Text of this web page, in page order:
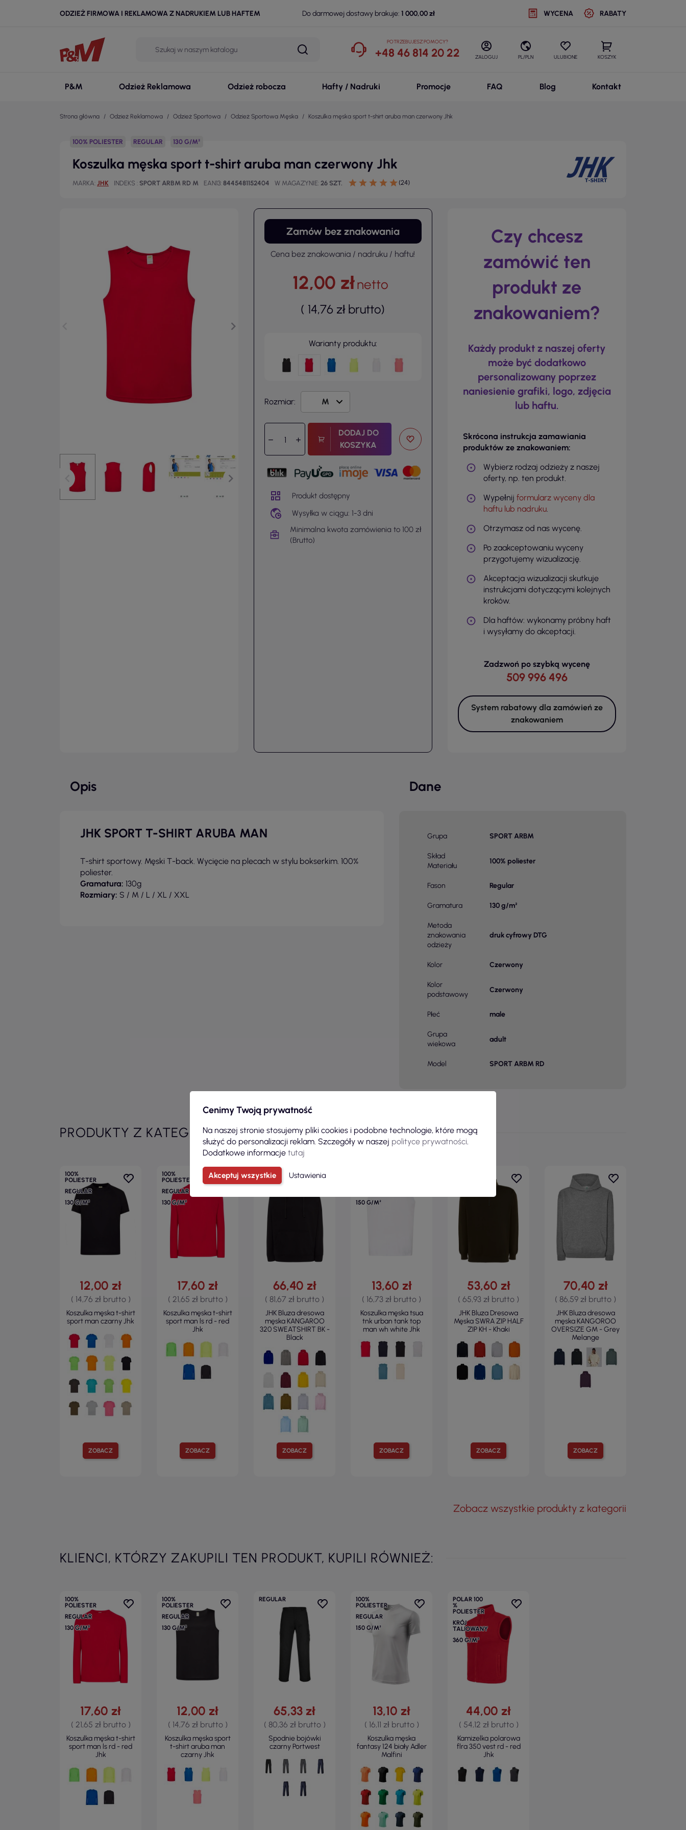
ODZIEŻ FIRMOWA I REKLAMOWA Z NADRUKIEM LUB HAFTEM Do darmowej dostawy brakuje: 1 000,00 zł WYCENA RABATY
POTRZEBUJESZ POMOCY?
+48 46 814 20 22 ZALOGUJ PL/PLN ULUBIONE KOSZYK
P&M Odzież Reklamowa Odzież robocza Hafty / Nadruki Promocje FAQ Blog Kontakt
Strona główna Odzież Reklamowa Odzież Sportowa Odzież Sportowa Męska Koszulka męska sport t-shirt aruba man czerwony Jhk
100% POLIESTER REGULAR 130 G/M²
Koszulka męska sport t-shirt aruba man czerwony Jhk
MARKA JHK INDEKS SPORT ARBM RD M EAN13 8445481152404 W MAGAZYNIE 26 SZT. (24)
Zamów bez znakowania
Cena bez znakowania / nadruku / haftu!
12,00 złnetto
( 14,76 zł brutto)
Warianty produktu:
Rozmiar:
DODAJ DO
KOSZYKA
Produkt dostępny
Wysyłka w ciągu: 1-3 dni
Minimalna kwota zamówienia to 100 zł
(Brutto)
Czy chcesz
zamówić ten
produkt ze
znakowaniem?
Każdy produkt z naszej oferty
może być dodatkowo
personalizowany poprzez
naniesienie grafiki, logo, zdjęcia
lub haftu.
Skrócona instrukcja zamawiania
produktów ze znakowaniem:
Wybierz rodzaj odzieży z naszej
oferty, np. ten produkt.
Wypełnij formularz wyceny dla
haftu lub nadruku.
Otrzymasz od nas wycenę.
Po zaakceptowaniu wyceny
przygotujemy wizualizację.
Akceptacja wizualizacji skutkuje
instrukcjami dotyczącymi kolejnych
kroków.
Dla haftów: wykonamy próbny haft
i wysyłamy do akceptacji.
Zadzwoń po szybką wycenę
509 996 496
System rabatowy dla zamówień ze
znakowaniem
Opis
JHK SPORT T-SHIRT ARUBA MAN
T-shirt sportowy. Męski T-back. Wycięcie na plecach w stylu bokserkim. 100%
poliester.
Gramatura: 130g
Rozmiary: S / M / L / XL / XXL
Dane
Grupa SPORT ARBM
Skład
Materiału
100% poliester
Fason Regular
Gramatura 130 g/m²
Metoda
znakowania
odzieży
druk cyfrowy DTG
Kolor Czerwony
Kolor
podstawowy
Czerwony
Płeć male
Grupa
wiekowa
adult
Model SPORT ARBM RD
PRODUKTY Z KATEGORII
100%
POLIESTER
REGULAR
130 G/M²
ZOBACZ
12,00 zł
( 14,76 zł brutto )
Koszulka męska t-shirt
sport man czarny Jhk
100%
POLIESTER
REGULAR
130 G/M²
ZOBACZ
17,60 zł
( 21,65 zł brutto )
Koszulka męska t-shirt
sport man ls rd - red
Jhk
ZOBACZ
66,40 zł
( 81,67 zł brutto )
JHK Bluza dresowa
męska KANGAROO
320 SWEATSHIRT BK -
Black
150 G/M²
ZOBACZ
13,60 zł
( 16,73 zł brutto )
Koszulka męska tsua
tnk urban tank top
man wh white Jhk
ZOBACZ
53,60 zł
( 65,93 zł brutto )
JHK Bluza Dresowa
Męska SWRA ZIP HALF
ZIP KH - Khaki
ZOBACZ
70,40 zł
( 86,59 zł brutto )
JHK Bluza dresowa
męska KANGOROO
OVERSIZE GM - Grey
Melange
Zobacz wszystkie produkty z kategorii
KLIENCI, KTÓRZY ZAKUPILI TEN PRODUKT, KUPILI RÓWNIEŻ:
100%
POLIESTER
REGULAR
130 G/M²
17,60 zł
( 21,65 zł brutto )
Koszulka męska t-shirt
sport man ls rd - red
Jhk
100%
POLIESTER
REGULAR
130 G/M²
12,00 zł
( 14,76 zł brutto )
Koszulka męska sport
t-shirt aruba man
czarny Jhk
REGULAR
65,33 zł
( 80,36 zł brutto )
Spodnie bojówki
czarny Portwest
100%
POLIESTER
REGULAR
150 G/M²
13,10 zł
( 16,11 zł brutto )
Koszulka męska
fantasy 124 biały Adler
Malfini
POLAR 100
%
POLIESTER
KRÓJ
TALIOWANY
360 G/M²
44,00 zł
( 54,12 zł brutto )
Kamizelka polarowa
flra 350 vest rd - red
Jhk
Cenimy Twoją prywatność
Na naszej stronie stosujemy pliki cookies i podobne technologie, które mogą
służyć do personalizacji reklam. Szczegóły w naszej polityce prywatności
Dodatkowe informacje tutaj
Akceptuj wszystkie Ustawienia